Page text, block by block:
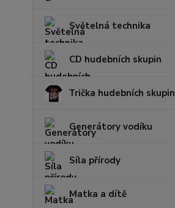
Světelná technika
CD hudebních skupin
Trička hudebních skupin
Generátory vodíku
Síla přírody
Matka a dítě